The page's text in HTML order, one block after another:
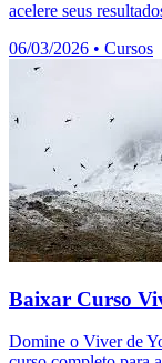
acelere seus
06/03/2026 • Cursos
Baixar Curso
Domine o Viver de